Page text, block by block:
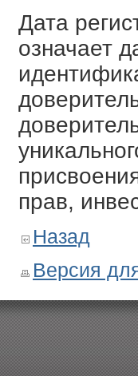
Дата
означает
прав,
Назад
Версия